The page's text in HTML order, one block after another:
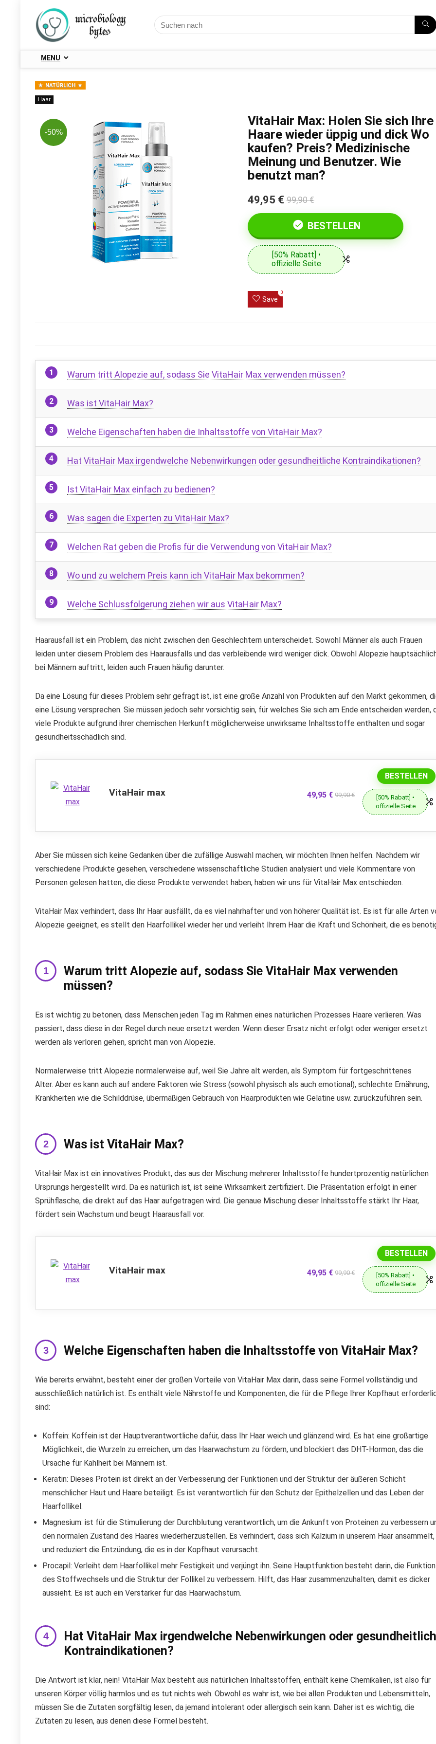
MENU
NATÜRLICH
Haar
-50%
VitaHair Max: Holen Sie sich Ihre
Haare wieder üppig und dick Wo
kaufen? Preis? Medizinische
Meinung und Benutzer. Wie
benutzt man?
49,95 € 99,90 €
BESTELLEN
[50% Rabatt] •
offizielle Seite
Save
0
Warum tritt Alopezie auf, sodass Sie VitaHair Max verwenden müssen?
Was ist VitaHair Max?
Welche Eigenschaften haben die Inhaltsstoffe von VitaHair Max?
Hat VitaHair Max irgendwelche Nebenwirkungen oder gesundheitliche Kontraindikationen?
Ist VitaHair Max einfach zu bedienen?
Was sagen die Experten zu VitaHair Max?
Welchen Rat geben die Profis für die Verwendung von VitaHair Max?
Wo und zu welchem ​​Preis kann ich VitaHair Max bekommen?
Welche Schlussfolgerung ziehen wir aus VitaHair Max?
Haarausfall ist ein Problem, das nicht zwischen den Geschlechtern unterscheidet. Sowohl Männer als auch Frauen
leiden unter diesem Problem des Haarausfalls und das verbleibende wird weniger dick. Obwohl Alopezie
bei Männern auftritt, leiden auch Frauen häufig darunter.
Da eine Lösung für dieses Problem sehr gefragt ist, ist eine große Anzahl von Produkten auf den Markt gekommen,
eine Lösung versprechen. Sie müssen jedoch sehr vorsichtig sein, für welches Sie sich am Ende entscheiden werden,
viele Produkte aufgrund ihrer chemischen Herkunft möglicherweise unwirksame Inhaltsstoffe enthalten und sogar
gesundheitsschädlich sind.
VitaHair max 49,95 € 99,90 €
BESTELLEN
[50% Rabatt] •
offizielle Seite
Aber Sie müssen sich keine Gedanken über die zufällige Auswahl machen, wir möchten Ihnen helfen. Nachdem wir
verschiedene Produkte gesehen, verschiedene wissenschaftliche Studien analysiert und viele Kommentare von
Personen gelesen hatten, die diese Produkte verwendet haben, haben wir uns für VitaHair Max entschieden.
VitaHair Max verhindert, dass Ihr Haar ausfällt, da es viel nahrhafter und von höherer Qualität ist. Es ist für alle Arten
Alopezie geeignet, es stellt den Haarfollikel wieder her und verleiht Ihrem Haar die Kraft und Schönheit, die es
Warum tritt Alopezie auf, sodass Sie VitaHair Max verwenden
müssen?
Es ist wichtig zu betonen, dass Menschen jeden Tag im Rahmen eines natürlichen Prozesses Haare verlieren. Was
passiert, dass diese in der Regel durch neue ersetzt werden. Wenn dieser Ersatz nicht erfolgt oder weniger ersetzt
werden als verloren gehen, spricht man von Alopezie.
Normalerweise tritt Alopezie normalerweise auf, weil Sie Jahre alt werden, als Symptom für fortgeschrittenes
Alter. Aber es kann auch auf andere Faktoren wie Stress (sowohl physisch als auch emotional), schlechte Ernährung,
Krankheiten wie die Schilddrüse, übermäßigen Gebrauch von Haarprodukten wie Gelatine usw. zurückzuführen sein.
Was ist VitaHair Max?
VitaHair Max ist ein innovatives Produkt, das aus der Mischung mehrerer Inhaltsstoffe hundertprozentig natürlichen
Ursprungs hergestellt wird. Da es natürlich ist, ist seine Wirksamkeit zertifiziert. Die Präsentation erfolgt in einer
Sprühflasche, die direkt auf das Haar aufgetragen wird. Die genaue Mischung dieser Inhaltsstoffe stärkt Ihr Haar,
fördert sein Wachstum und beugt Haarausfall vor.
VitaHair max 49,95 € 99,90 €
BESTELLEN
[50% Rabatt] •
offizielle Seite
Welche Eigenschaften haben die Inhaltsstoffe von VitaHair Max?
Wie bereits erwähnt, besteht einer der großen Vorteile von VitaHair Max darin, dass seine Formel vollständig und
ausschließlich natürlich ist. Es enthält viele Nährstoffe und Komponenten, die für die Pflege Ihrer Kopfhaut
sind:
Koffein: Koffein ist der Hauptverantwortliche dafür, dass Ihr Haar weich und glänzend wird. Es hat eine großartige
Möglichkeit, die Wurzeln zu erreichen, um das Haarwachstum zu fördern, und blockiert das DHT-Hormon, das die
Ursache für Kahlheit bei Männern ist.
Keratin: Dieses Protein ist direkt an der Verbesserung der Funktionen und der Struktur der äußeren Schicht
menschlicher Haut und Haare beteiligt. Es ist verantwortlich für den Schutz der Epithelzellen und das Leben der
Haarfollikel.
Magnesium: ist für die Stimulierung der Durchblutung verantwortlich, um die Ankunft von Proteinen zu verbessern
den normalen Zustand des Haares wiederherzustellen. Es verhindert, dass sich Kalzium in unserem Haar ansammelt,
und reduziert die Entzündung, die es in der Kopfhaut verursacht.
Procapil: Verleiht dem Haarfollikel mehr Festigkeit und verjüngt ihn. Seine Hauptfunktion besteht darin, die Funktion
des Stoffwechsels und die Struktur der Follikel zu verbessern. Hilft, das Haar zusammenzuhalten, damit es dicker
aussieht. Es ist auch ein Verstärker für das Haarwachstum.
Hat VitaHair Max irgendwelche Nebenwirkungen oder
Kontraindikationen?
Die Antwort ist klar, nein! VitaHair Max besteht aus natürlichen Inhaltsstoffen, enthält keine Chemikalien, ist also für
unseren Körper völlig harmlos und es tut nichts weh. Obwohl es wahr ist, wie bei allen Produkten und Lebensmitteln,
müssen Sie die Zutaten sorgfältig lesen, da jemand intolerant oder allergisch sein kann. Daher ist es wichtig, die
Zutaten zu lesen, aus denen diese Formel besteht.